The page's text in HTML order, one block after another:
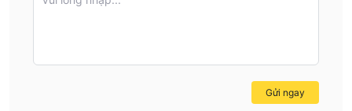
Gửi ngay